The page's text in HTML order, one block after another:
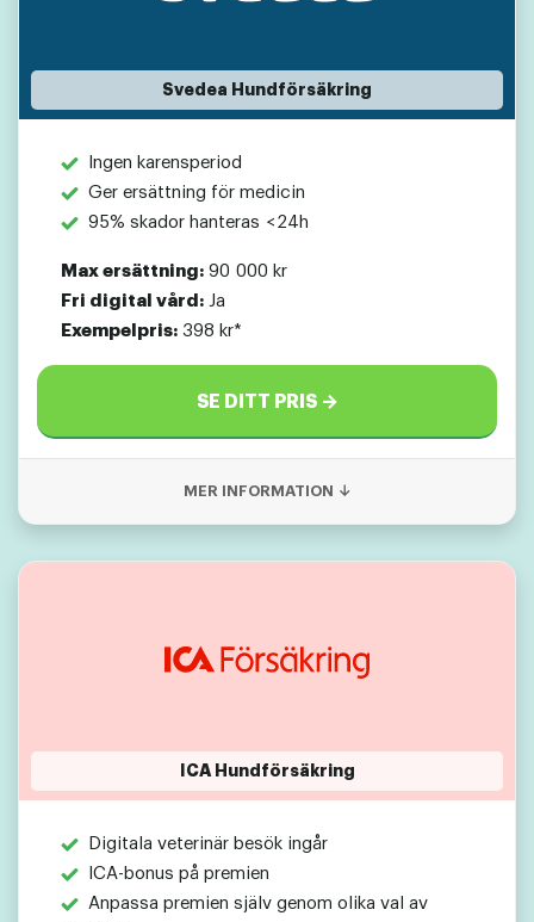
Svedea Hundförsäkring
Ingen karensperiod
Ger ersättning för medicin
95% skador hanteras <24h
Max ersättning: 90 000 kr
Fri digital vård: Ja
Exempelpris: 398 kr*
SE DITT PRIS →
MER INFORMATION ↓
ICA Hundförsäkring
Digitala veterinär besök ingår
ICA-bonus på premien
Anpassa premien själv genom olika val av